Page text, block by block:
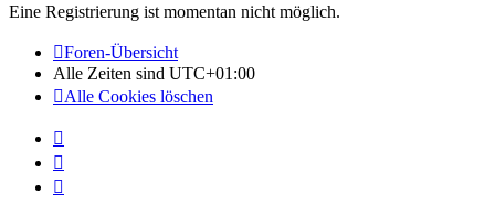
Eine Registrierung ist momentan nicht möglich.
Foren-Übersicht
Alle Zeiten sind UTC+01:00
Alle Cookies löschen